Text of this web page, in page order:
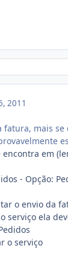
2011
mais
em
- Opção:
o envio da
ela
o serviço